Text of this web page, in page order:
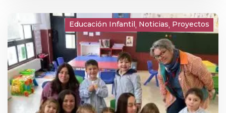
Educación Infantil Noticias Proyectos